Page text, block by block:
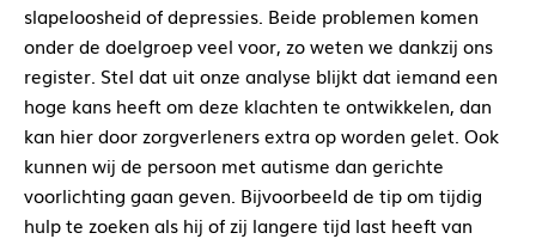
slapeloosheid of depressies. Beide problemen komen
onder de doelgroep veel voor, zo weten we dankzij ons
register. Stel dat uit onze analyse blijkt dat iemand een
hoge kans heeft om deze klachten te ontwikkelen, dan
kan hier door zorgverleners extra op worden gelet. Ook
kunnen wij de persoon met autisme dan gerichte
voorlichting gaan geven. Bijvoorbeeld de tip om tijdig
hulp te zoeken als hij of zij langere tijd last heeft van